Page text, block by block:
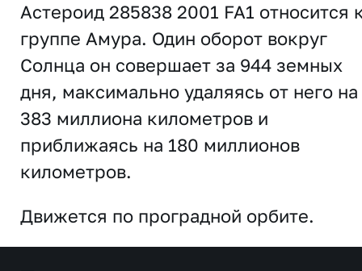
Астероид 285838 2001 FA1 относится
группе Амура. Один оборот вокруг
Солнца он совершает за 944 земных
дня, максимально удаляясь от него на
383 миллиона километров и
приближаясь на 180 миллионов
километров.
Движется по проградной орбите.